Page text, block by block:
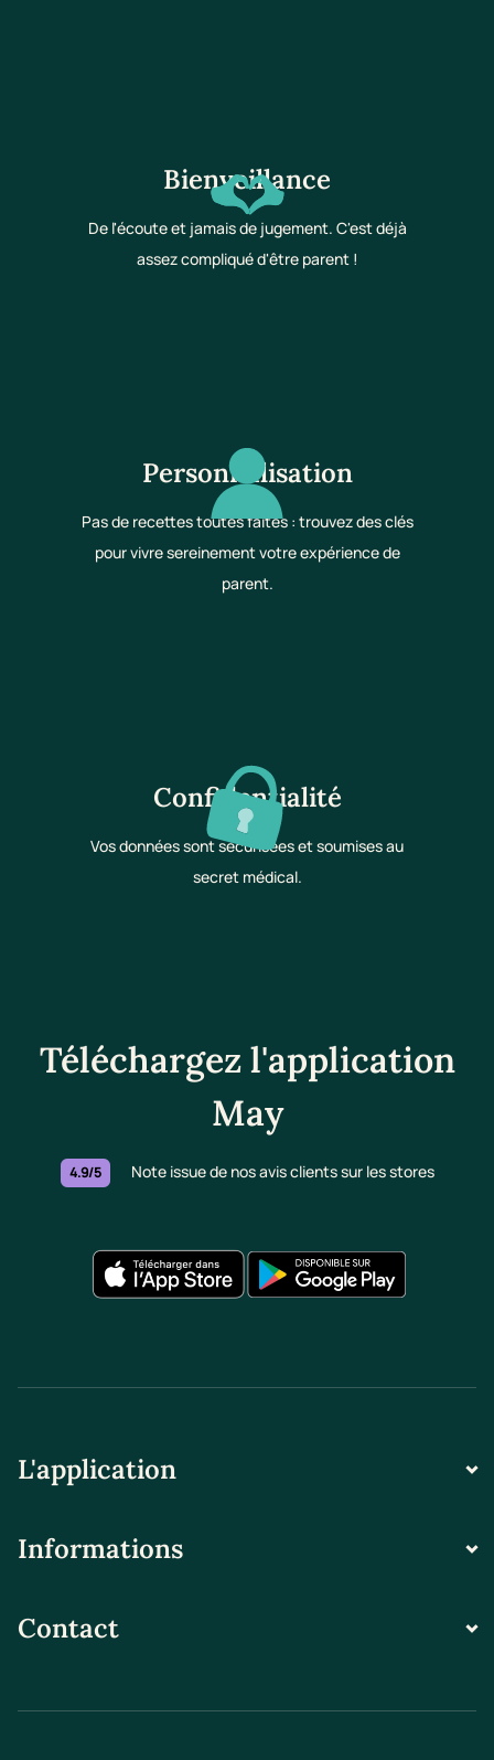
Bienveillance
De l'écoute et jamais de jugement. C'est déjà
assez compliqué d'être parent !
Personnalisation
Pas de recettes toutes faites : trouvez des clés
pour vivre sereinement votre expérience de
parent.
Confidentialité
Vos données sont sécurisées et soumises au
secret médical.
Téléchargez l'application
May
4.9/5 Note issue de nos avis clients sur les stores
L'application
Informations
Contact